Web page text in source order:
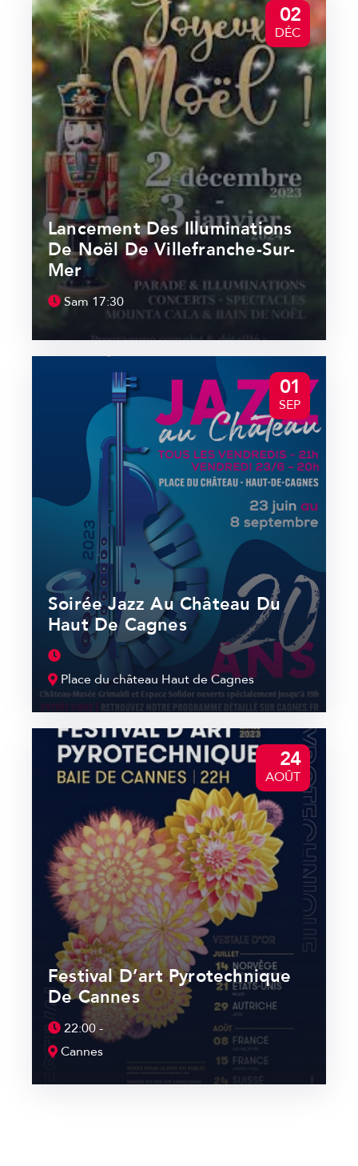
02
DÉC
Lancement Des Illuminations
De Noël De Villefranche-Sur-
Mer
Sam 17:30
01
SEP
Soirée Jazz Au Château Du
Haut De Cagnes
Place du château Haut de Cagnes
24
AOÛT
Festival D’art Pyrotechnique
De Cannes
22:00 -
Cannes